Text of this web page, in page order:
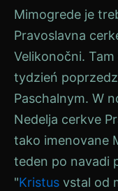
Mimogrede je
Pravoslavna
Velikonočni.
tydzień
Paschalnym. W
Nedelja cerkve
tako imenovane
teden po navadi
"Kristus vstal od